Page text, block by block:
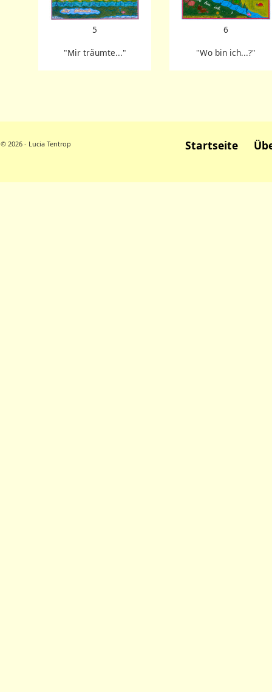
5
"Mir träumte..."
6
"Wo bin ich...?"
© 2026 - Lucia Tentrop Startseite